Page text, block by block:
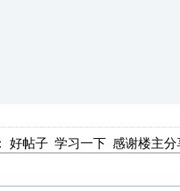
： 好帖子 学习一下 感谢楼